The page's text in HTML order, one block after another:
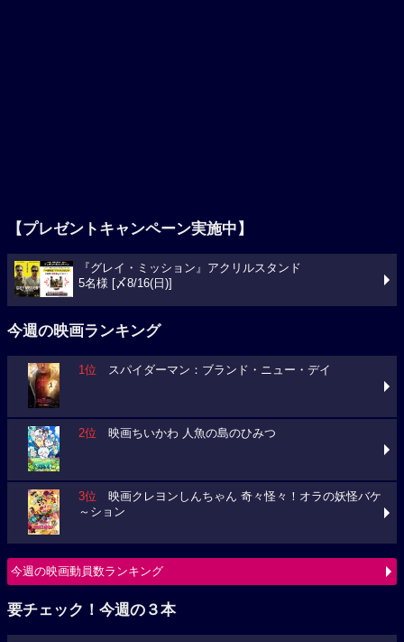
【プレゼントキャンペーン実施中】
『グレイ・ミッション』アクリルスタンド
5名様 [〆8/16(日)]
今週の映画ランキング
1位 スパイダーマン：ブランド・ニュー・デイ
2位 映画ちいかわ 人魚の島のひみつ
3位 映画クレヨンしんちゃん 奇々怪々！オラの妖怪バケ
～ション
今週の映画動員数ランキング
要チェック！今週の３本